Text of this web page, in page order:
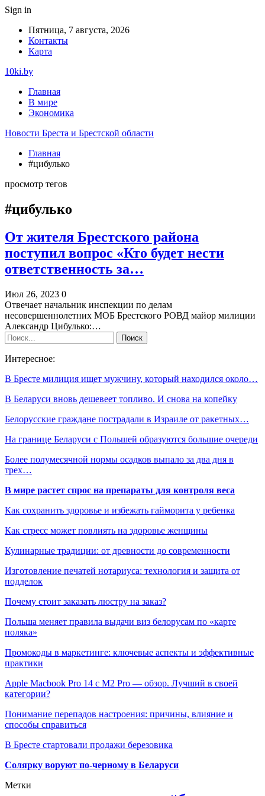
Sign in
Пятница, 7 августа, 2026
Контакты
Карта
10ki.by
Главная
В мире
Экономика
Новости Бреста и Брестской области
Главная
#цибулько
просмотр тегов
#цибулько
От жителя Брестского района
поступил вопрос «Кто будет нести
ответственность за…
Июл 26, 2023 0
Отвечает начальник инспекции по делам
несовершеннолетних МОБ Брестского РОВД майор милиции
Александр Цибулько:…
Интересное:
В Бресте милиция ищет мужчину, который находился около…
В Беларуси вновь дешевеет топливо. И снова на копейку
Белорусские граждане пострадали в Израиле от ракетных…
На границе Беларуси с Польшей образуются большие очереди
Более полумесячной нормы осадков выпало за два дня в
трех…
В мире растет спрос на препараты для контроля веса
Как сохранить здоровье и избежать гайморита у ребенка
Как стресс может повлиять на здоровье женщины
Кулинарные традиции: от древности до современности
Изготовление печатей нотариуса: технология и защита от
подделок
Почему стоит заказать люстру на заказ?
Польша меняет правила выдачи виз белорусам по «карте
поляка»
Промокоды в маркетинге: ключевые аспекты и эффективные
практики
Apple Macbook Pro 14 с M2 Pro — обзор. Лучший в своей
категории?
Понимание перепадов настроения: причины, влияние и
способы справиться
В Бресте стартовали продажи березовика
Солярку воруют по-черному в Беларуси
Метки